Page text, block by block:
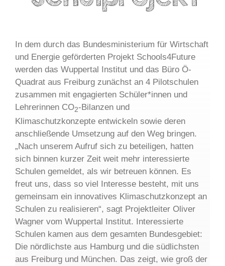
In dem durch das Bundesministerium für Wirtschaft
und Energie geförderten Projekt Schools4Future
werden das Wuppertal Institut und das Büro Ö-
Quadrat aus Freiburg zunächst an 4 Pilotschulen
zusammen mit engagierten Schüler*innen und
Lehrerinnen CO2-Bilanzen und
Klimaschutzkonzepte entwickeln sowie deren
anschließende Umsetzung auf den Weg bringen.
„Nach unserem Aufruf sich zu beteiligen, hatten
sich binnen kurzer Zeit weit mehr interessierte
Schulen gemeldet, als wir betreuen können. Es
freut uns, dass so viel Interesse besteht, mit uns
gemeinsam ein innovatives Klimaschutzkonzept an
Schulen zu realisieren“, sagt Projektleiter Oliver
Wagner vom Wuppertal Institut. Interessierte
Schulen kamen aus dem gesamten Bundesgebiet:
Die nördlichste aus Hamburg und die südlichsten
aus Freiburg und München. Das zeigt, wie groß der